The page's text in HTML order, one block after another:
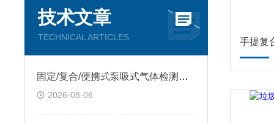
技术文章
TECHNICAL ARTICLES
固定/复合/便携式泵吸式气体检测仪怎么挑？质量稳定售后靠谱，看逸云天
2026-08-06